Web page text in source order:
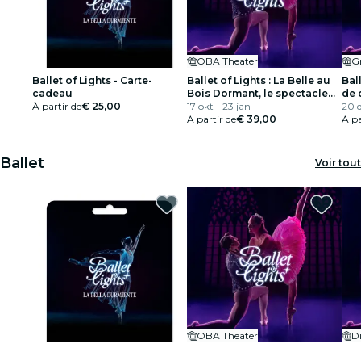
Ballet of Lights - Carte-
cadeau
À partir de€ 25,00
OBA Theater
Ballet of Lights : La Belle au
Bois Dormant, le spectacle
de danse et de lumière
17 okt - 23 jan
À partir de€ 39,00
de
20
À
Ballet Voir tout
OBA Theater